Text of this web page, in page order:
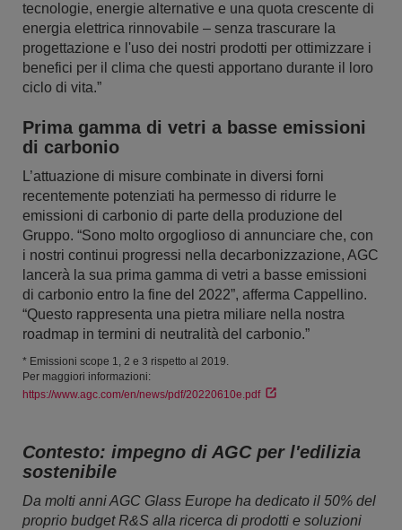
tecnologie, energie alternative e una quota crescente di
energia elettrica rinnovabile – senza trascurare la
progettazione e l'uso dei nostri prodotti per ottimizzare i
benefici per il clima che questi apportano durante il loro
ciclo di vita.”
Prima gamma di vetri a basse emissioni
di carbonio
L’attuazione di misure combinate in diversi forni
recentemente potenziati ha permesso di ridurre le
emissioni di carbonio di parte della produzione del
Gruppo. “Sono molto orgoglioso di annunciare che, con
i nostri continui progressi nella decarbonizzazione, AGC
lancerà la sua prima gamma di vetri a basse emissioni
di carbonio entro la fine del 2022”, afferma Cappellino.
“Questo rappresenta una pietra miliare nella nostra
roadmap in termini di neutralità del carbonio.”
* Emissioni scope 1, 2 e 3 rispetto al 2019.
Per maggiori informazioni:
https://www.agc.com/en/news/pdf/20220610e.pdf
Contesto: impegno di AGC per l'edilizia
sostenibile
Da molti anni AGC Glass Europe ha dedicato il 50% del
proprio budget R&S alla ricerca di prodotti e soluzioni